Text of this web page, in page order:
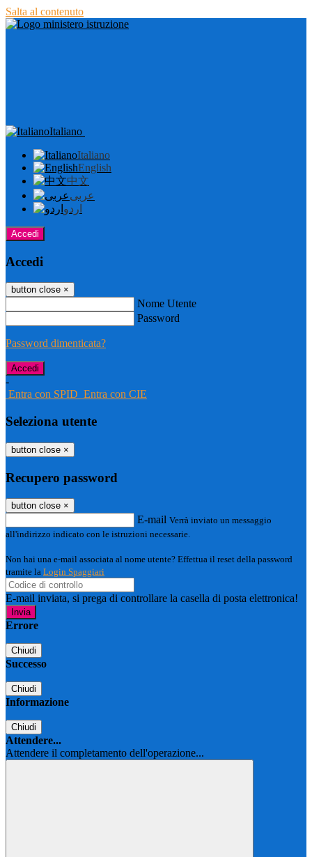
Salta al contenuto
Italiano
Italiano
English
中文
عربى
اردو
Accedi
Accedi
button close ×
Nome Utente
Password
Password dimenticata?
-
Entra con SPID Entra con CIE
Seleziona utente
button close ×
Recupero password
button close ×
E-mail Verrà inviato un messaggio
all'indirizzo indicato con le istruzioni necessarie.
Non hai una e-mail associata al nome utente? Effettua il reset della password
tramite la Login Spaggiari
E-mail inviata, si prega di controllare la casella di posta elettronica!
Errore
Chiudi
Successo
Chiudi
Informazione
Chiudi
Attendere...
Attendere il completamento dell'operazione...